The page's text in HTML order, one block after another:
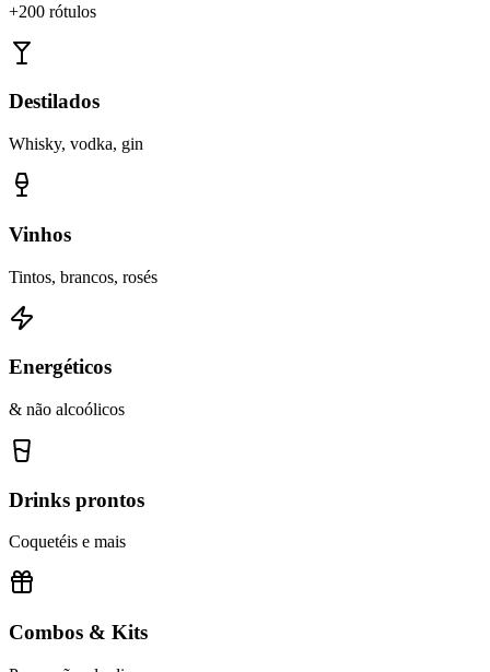
+200 rótulos
Destilados
Whisky, vodka, gin
Vinhos
Tintos, brancos, rosés
Energéticos
& não alcoólicos
Drinks prontos
Coquetéis e mais
Combos & Kits